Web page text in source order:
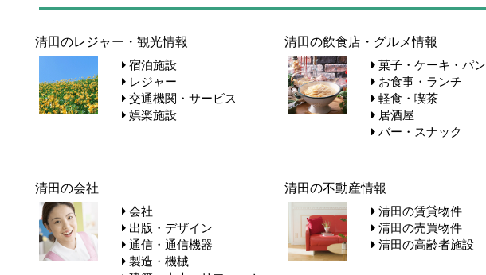
清田のレジャー・観光情報
宿泊施設
レジャー
交通機関・サービス
娯楽施設
清田の飲食店・グルメ情報
菓子・ケーキ・パン
お食事・ランチ
軽食・喫茶
居酒屋
バー・スナック
清田の会社
会社
出版・デザイン
通信・通信機器
製造・機械
清田の不動産情報
清田の賃貸物件
清田の売買物件
清田の高齢者施設